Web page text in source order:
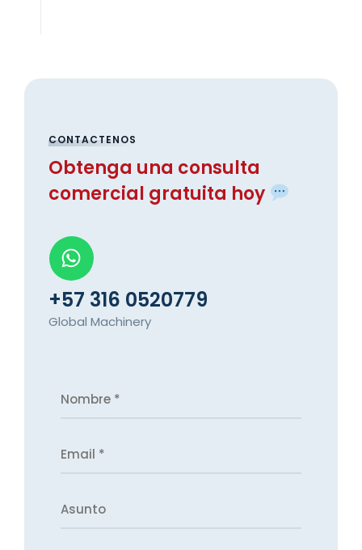
CONTACTENOS
Obtenga una consulta
comercial gratuita hoy
+57 316 0520779
Global Machinery